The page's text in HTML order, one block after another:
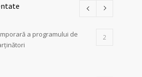
a programului de
2